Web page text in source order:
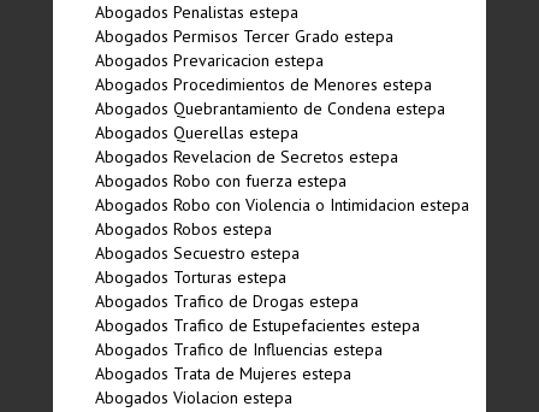
Abogados Penalistas estepa
Abogados Permisos Tercer Grado estepa
Abogados Prevaricacion estepa
Abogados Procedimientos de Menores estepa
Abogados Quebrantamiento de Condena estepa
Abogados Querellas estepa
Abogados Revelacion de Secretos estepa
Abogados Robo con fuerza estepa
Abogados Robo con Violencia o Intimidacion estepa
Abogados Robos estepa
Abogados Secuestro estepa
Abogados Torturas estepa
Abogados Trafico de Drogas estepa
Abogados Trafico de Estupefacientes estepa
Abogados Trafico de Influencias estepa
Abogados Trata de Mujeres estepa
Abogados Violacion estepa